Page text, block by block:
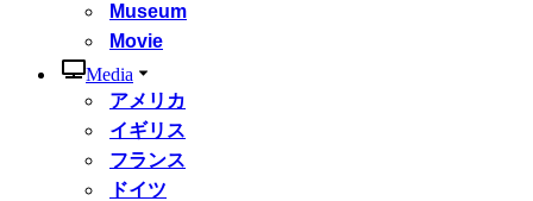
Museum
Movie
Media
アメリカ
イギリス
フランス
ドイツ